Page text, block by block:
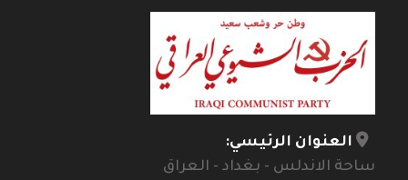
العنوان الرئيسي:
ساحة الاندلس - بغداد - العراق